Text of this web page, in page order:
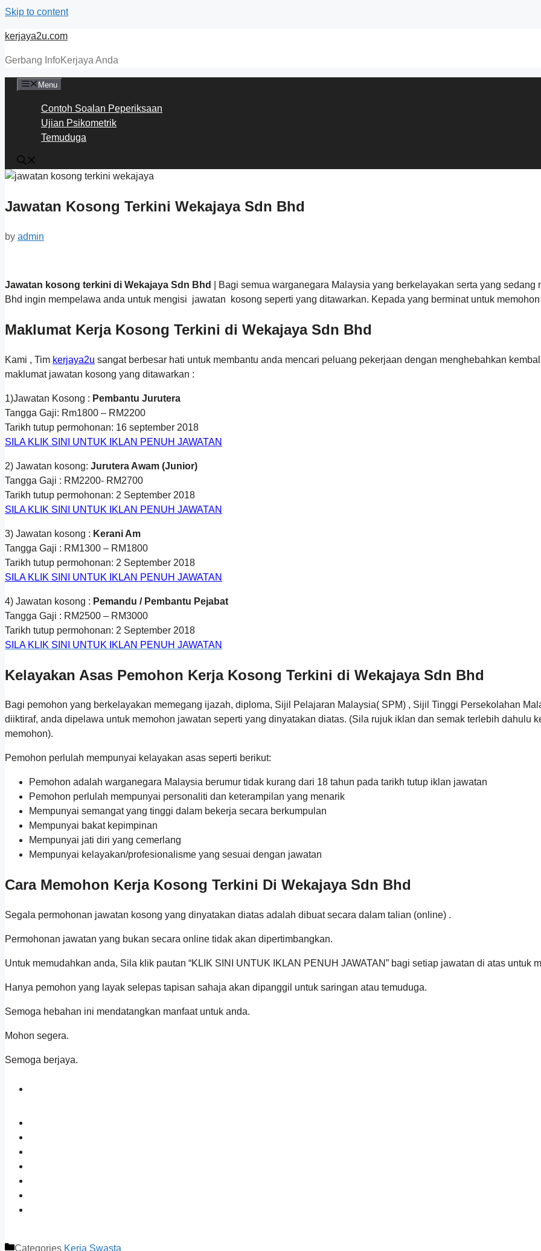
Skip to content
kerjaya2u.com
Gerbang InfoKerjaya Anda
Menu
Contoh Soalan Peperiksaan
Ujian Psikometrik
Temuduga
Jawatan Kosong Terkini Wekajaya Sdn Bhd
by admin
Jawatan kosong terkini di Wekajaya Sdn Bhd
| Bagi semua warganegara Malaysia yang berkelayakan serta yang
Bhd ingin mempelawa anda untuk mengisi jawatan kosong seperti yang ditawarkan. Kepada yang berminat untuk
Maklumat Kerja Kosong Terkini di Wekajaya Sdn Bhd
Kami , Tim kerjaya2u sangat berbesar hati untuk membantu anda mencari peluang pekerjaan dengan menghebahkan
maklumat jawatan kosong yang ditawarkan :
1)Jawatan Kosong : Pembantu Jurutera
Tangga Gaji: Rm1800 – RM2200
Tarikh tutup permohonan: 16 september 2018
SILA KLIK SINI UNTUK IKLAN PENUH JAWATAN
2) Jawatan kosong: Jurutera Awam (Junior)
Tangga Gaji : RM2200- RM2700
Tarikh tutup permohonan: 2 September 2018
SILA KLIK SINI UNTUK IKLAN PENUH JAWATAN
3) Jawatan kosong : Kerani Am
Tangga Gaji : RM1300 – RM1800
Tarikh tutup permohonan: 2 September 2018
SILA KLIK SINI UNTUK IKLAN PENUH JAWATAN
4) Jawatan kosong : Pemandu / Pembantu Pejabat
Tangga Gaji : RM2500 – RM3000
Tarikh tutup permohonan: 2 September 2018
SILA KLIK SINI UNTUK IKLAN PENUH JAWATAN
Kelayakan Asas Pemohon Kerja Kosong Terkini di Wekajaya Sdn Bhd
Bagi pemohon yang berkelayakan memegang ijazah, diploma, Sijil Pelajaran Malaysia( SPM) , Sijil Tinggi Persekolahan
diiktiraf, anda dipelawa untuk memohon jawatan seperti yang dinyatakan diatas. (Sila rujuk iklan dan semak terlebih dahulu
memohon).
Pemohon perlulah mempunyai kelayakan asas seperti berikut:
Pemohon adalah warganegara Malaysia berumur tidak kurang dari 18 tahun pada tarikh tutup iklan jawatan
Pemohon perlulah mempunyai personaliti dan keterampilan yang menarik
Mempunyai semangat yang tinggi dalam bekerja secara berkumpulan
Mempunyai bakat kepimpinan
Mempunyai jati diri yang cemerlang
Mempunyai kelayakan/profesionalisme yang sesuai dengan jawatan
Cara Memohon Kerja Kosong Terkini Di Wekajaya Sdn Bhd
Segala permohonan jawatan kosong yang dinyatakan diatas adalah dibuat secara dalam talian (online) .
Permohonan jawatan yang bukan secara online tidak akan dipertimbangkan.
Untuk memudahkan anda, Sila klik pautan “KLIK SINI UNTUK IKLAN PENUH JAWATAN” bagi setiap jawatan di atas untuk
Hanya pemohon yang layak selepas tapisan sahaja akan dipanggil untuk saringan atau temuduga.
Semoga hebahan ini mendatangkan manfaat untuk anda.
Mohon segera.
Semoga berjaya.
Categories Kerja Swasta